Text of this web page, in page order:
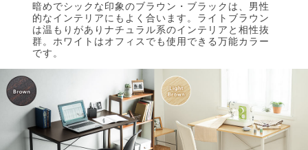
暗めでシックな印象のブラウン・ブラックは、男性
的なインテリアにもよく合います。ライトブラウン
は温もりがありナチュラル系のインテリアと相性抜
群。ホワイトはオフィスでも使用できる万能カラー
です。